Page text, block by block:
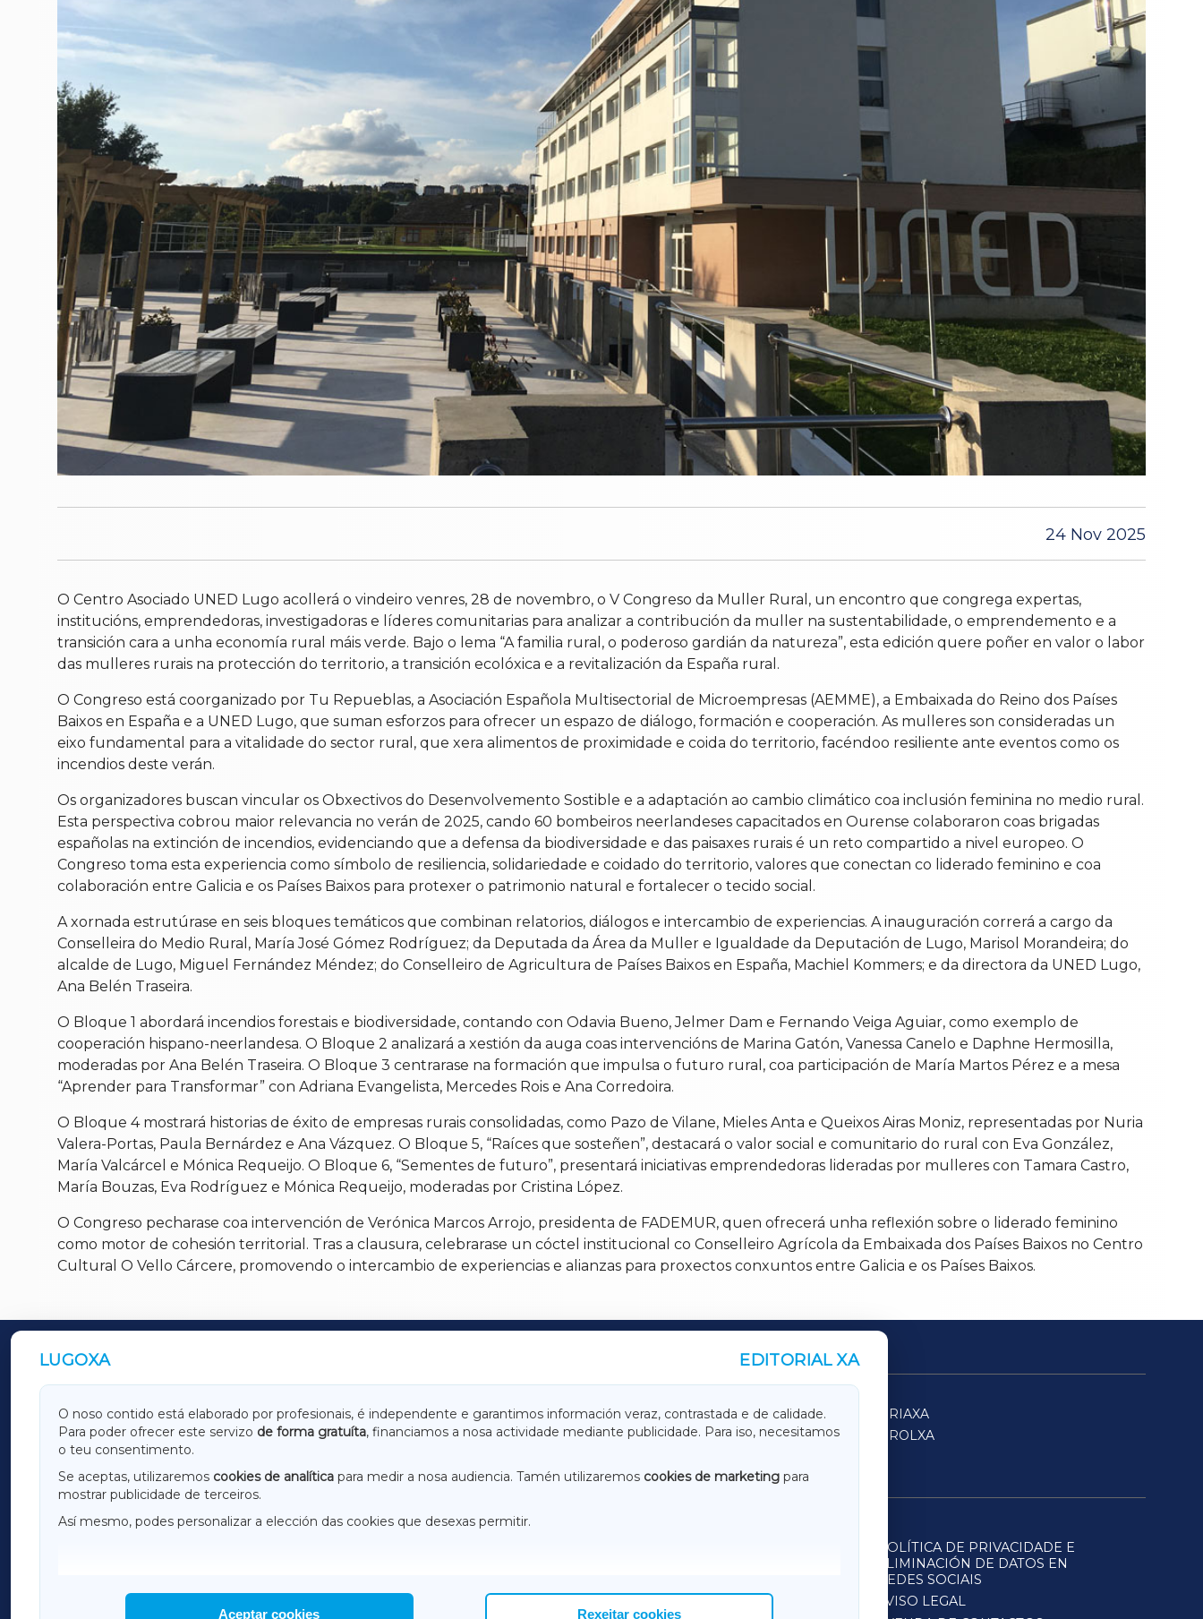
24 Nov 2025
O Centro Asociado UNED Lugo acollerá o vindeiro venres, 28 de novembro, o V Congreso da Muller Rural, un encontro que congrega expertas,
institucións, emprendedoras, investigadoras e líderes comunitarias para analizar a contribución da muller na sustentabilidade, o emprendemento e a
transición cara a unha economía rural máis verde. Bajo o lema “A familia rural, o poderoso gardián da natureza”, esta edición quere poñer en valor o labor
das mulleres rurais na protección do territorio, a transición ecolóxica e a revitalización da España rural.
O Congreso está coorganizado por Tu Repueblas, a Asociación Española Multisectorial de Microempresas (AEMME), a Embaixada do Reino dos Países
Baixos en España e a UNED Lugo, que suman esforzos para ofrecer un espazo de diálogo, formación e cooperación. As mulleres son consideradas un
eixo fundamental para a vitalidade do sector rural, que xera alimentos de proximidade e coida do territorio, facéndoo resiliente ante eventos como os
incendios deste verán.
Os organizadores buscan vincular os Obxectivos do Desenvolvemento Sostible e a adaptación ao cambio climático coa inclusión feminina no medio rural.
Esta perspectiva cobrou maior relevancia no verán de 2025, cando 60 bombeiros neerlandeses capacitados en Ourense colaboraron coas brigadas
españolas na extinción de incendios, evidenciando que a defensa da biodiversidade e das paisaxes rurais é un reto compartido a nivel europeo. O
Congreso toma esta experiencia como símbolo de resiliencia, solidariedade e coidado do territorio, valores que conectan co liderado feminino e coa
colaboración entre Galicia e os Países Baixos para protexer o patrimonio natural e fortalecer o tecido social.
A xornada estrutúrase en seis bloques temáticos que combinan relatorios, diálogos e intercambio de experiencias. A inauguración correrá a cargo da
Conselleira do Medio Rural, María José Gómez Rodríguez; da Deputada da Área da Muller e Igualdade da Deputación de Lugo, Marisol Morandeira; do
alcalde de Lugo, Miguel Fernández Méndez; do Conselleiro de Agricultura de Países Baixos en España, Machiel Kommers; e da directora da UNED Lugo,
Ana Belén Traseira.
O Bloque 1 abordará incendios forestais e biodiversidade, contando con Odavia Bueno, Jelmer Dam e Fernando Veiga Aguiar, como exemplo de
cooperación hispano-neerlandesa. O Bloque 2 analizará a xestión da auga coas intervencións de Marina Gatón, Vanessa Canelo e Daphne Hermosilla,
moderadas por Ana Belén Traseira. O Bloque 3 centrarase na formación que impulsa o futuro rural, coa participación de María Martos Pérez e a mesa
“Aprender para Transformar” con Adriana Evangelista, Mercedes Rois e Ana Corredoira.
O Bloque 4 mostrará historias de éxito de empresas rurais consolidadas, como Pazo de Vilane, Mieles Anta e Queixos Airas Moniz, representadas por Nuria
Valera-Portas, Paula Bernárdez e Ana Vázquez. O Bloque 5, “Raíces que sosteñen”, destacará o valor social e comunitario do rural con Eva González,
María Valcárcel e Mónica Requeijo. O Bloque 6, “Sementes de futuro”, presentará iniciativas emprendedoras lideradas por mulleres con Tamara Castro,
María Bouzas, Eva Rodríguez e Mónica Requeijo, moderadas por Cristina López.
O Congreso pecharase coa intervención de Verónica Marcos Arrojo, presidenta de FADEMUR, quen ofrecerá unha reflexión sobre o liderado feminino
como motor de cohesión territorial. Tras a clausura, celebrarase un cóctel institucional co Conselleiro Agrícola da Embaixada dos Países Baixos no Centro
Cultural O Vello Cárcere, promovendo o intercambio de experiencias e alianzas para proxectos conxuntos entre Galicia e os Países Baixos.
LUGOXA EDITORIAL XA
O noso contido está elaborado por profesionais, é independente e garantimos información veraz, contrastada e de calidade.
Para poder ofrecer este servizo de forma gratuíta, financiamos a nosa actividade mediante publicidade. Para iso, necesitamos
o teu consentimento.
Se aceptas, utilizaremos cookies de analítica para medir a nosa audiencia. Tamén utilizaremos cookies de marketing para
mostrar publicidade de terceiros.
Así mesmo, podes personalizar a elección das cookies que desexas permitir.
Aceptar cookies Rexeitar cookies
OUTROS PERIÓDICOS
GALICIAXA LUGOXA TERRACHAXA
SARRIAXA
AMARIÑAXA
RIBEIRASACRAXA ACORUÑAXA
FERROLXA
OURENSEXA
HEMEROTECA
POLÍTICA DE PRIVACIDADE E
ELIMINACIÓN DE DATOS EN
REDES SOCIAIS
AVISO LEGAL